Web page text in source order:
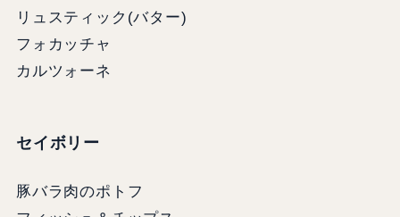
リュスティック(バター)
フォカッチャ
カルツォーネ
セイボリー
豚バラ肉のポトフ